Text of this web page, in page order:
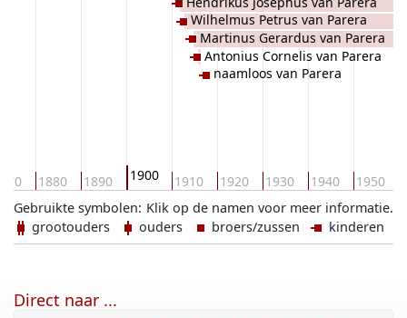
1880 1890 1900 1910 1920 1930 1940 1950
Wilhelmus Petrus van Parera
Martinus Gerardus van Parera
Antonius Cornelis van Parera
naamloos van Parera
Klik op de namen voor meer informatie.
Gebruikte symbolen:
grootouders
ouders broers/zussen kinderen
Direct naar ...